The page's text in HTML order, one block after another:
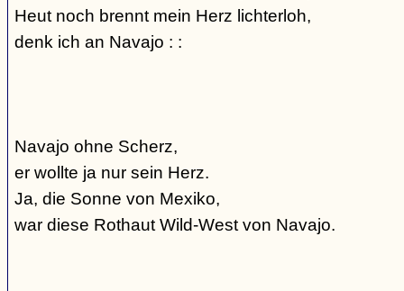
Heut noch brennt mein Herz lichterloh,
denk ich an Navajo : :
Navajo ohne Scherz,
er wollte ja nur sein Herz.
Ja, die Sonne von Mexiko,
war diese Rothaut Wild-West von Navajo.